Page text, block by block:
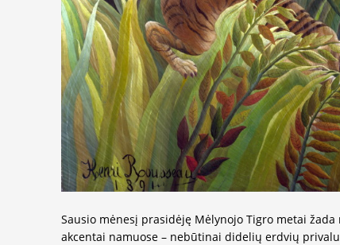
Sausio mėnesį prasidėję Mėlynojo Tigro metai
akcentai namuose – nebūtinai didelių erdvių